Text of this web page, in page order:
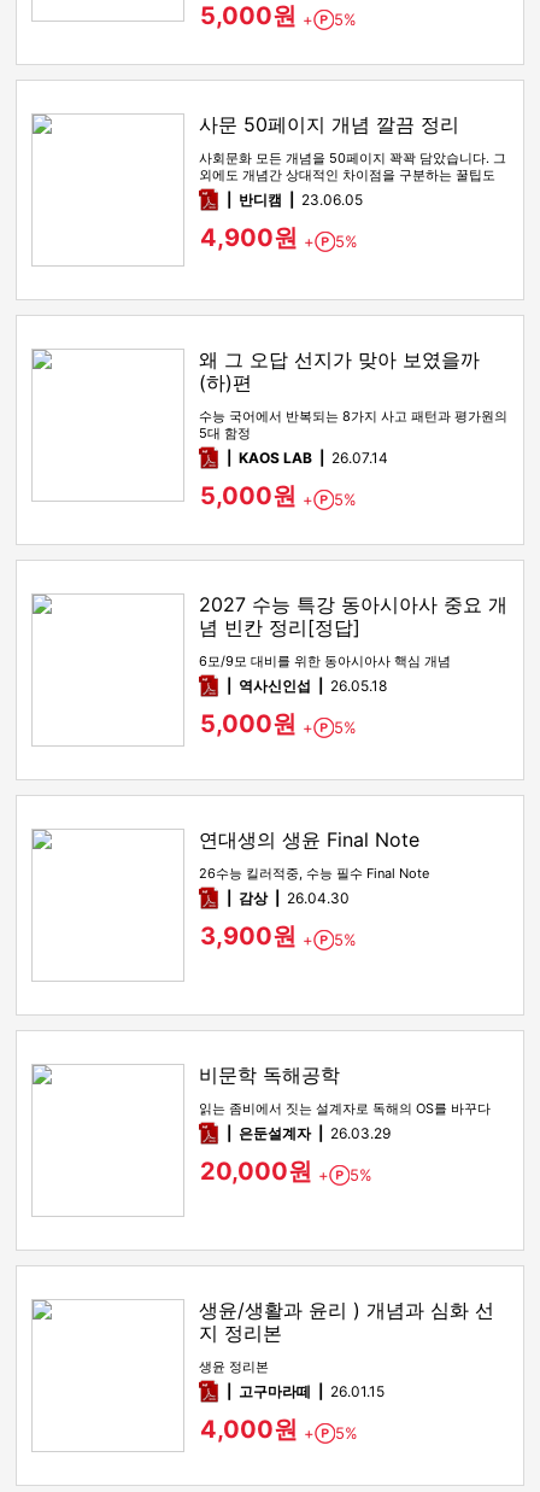
5,000원 + Point
5%
사문 50페이지 개념 깔끔 정리
사회문화 모든 개념을 50페이지 꽉꽉 담았습니다. 그
외에도 개념간 상대적인 차이점을 구분하는 꿀팁도
함께 있습니다
pdf반디캠 23.06.05
4,900원 + Point
5%
왜 그 오답 선지가 맞아 보였을까
(하)편
수능 국어에서 반복되는 8가지 사고 패턴과 평가원의
5대 함정
pdfKAOS LAB 26.07.14
5,000원 + Point
5%
2027 수능 특강 동아시아사 중요 개
념 빈칸 정리[정답]
6모/9모 대비를 위한 동아시아사 핵심 개념
pdf역사신인섭 26.05.18
5,000원 + Point
5%
연대생의 생윤 Final Note
26수능 킬러적중, 수능 필수 Final Note
pdf감상​ 26.04.30
3,900원 + Point
5%
비문학 독해공학
읽는 좀비에서 짓는 설계자로 독해의 OS를 바꾸다
pdf은둔설계자 26.03.29
20,000원 + Point
5%
생윤/생활과 윤리 ) 개념과 심화 선
지 정리본
생윤 정리본
pdf고구마라떼 26.01.15
4,000원 + Point
5%